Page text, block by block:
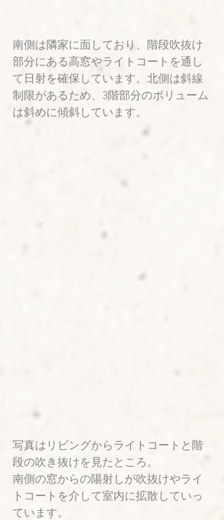
南側は隣家に面しており、階段吹抜け
部分にある高窓やライトコートを通し
て日射を確保しています。北側は斜線
制限があるため、3階部分のボリューム
は斜めに傾斜しています。
写真はリビングからライトコートと階
段の吹き抜けを見たところ。
南側の窓からの陽射しが吹抜けやライ
トコートを介して室内に拡散していっ
ています。